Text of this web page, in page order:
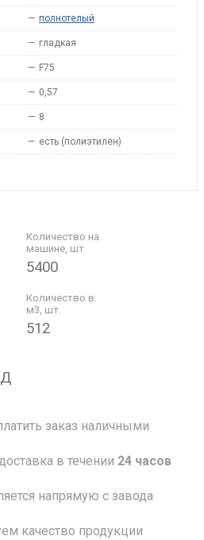
— полнотелый
— гладкая
— F75
— 0,57
— 8
— есть (полиэтилен)
Количество на
машине, шт.
5400
Количество в
м3, шт.
512
заказ наличными
в течении 24 часов
напрямую с завода
качество продукции